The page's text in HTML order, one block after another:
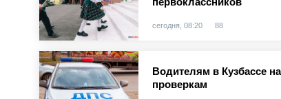
сегодня, 08:20 88
Водителям в Кузбассе
проверкам